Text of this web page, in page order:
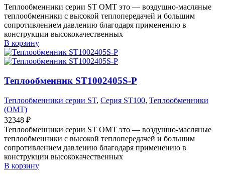
Теплообменники серии ST OMT это — воздушно-масляные
теплообменники с высокой теплопередачей и большим
сопротивлением давлению благодаря применению в
конструкции высококачественных
В корзину
Теплообменник ST1002405S-P
Теплообменники серии ST, Серия ST100, Теплообменники
(OMT)
32348 ₽
Теплообменники серии ST OMT это — воздушно-масляные
теплообменники с высокой теплопередачей и большим
сопротивлением давлению благодаря применению в
конструкции высококачественных
В корзину